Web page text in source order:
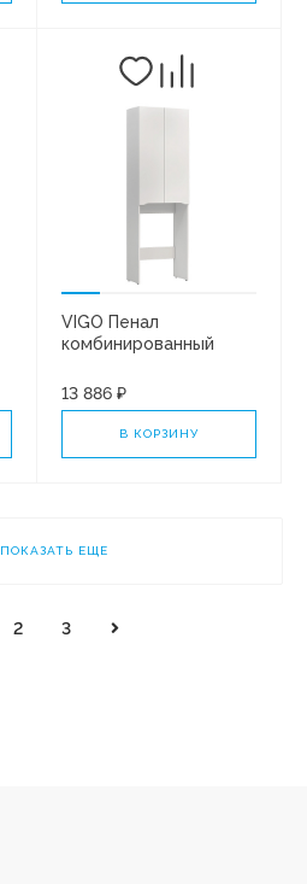
VIGO Пенал
комбинированный
стиральную машину
13 886 ₽
В КОРЗИНУ
ПОКАЗАТЬ ЕЩЕ
2 3